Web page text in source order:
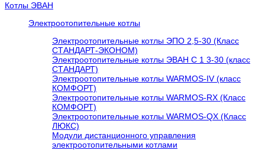
Котлы ЭВАН
Электроотопительные котлы
Электроотопительные котлы ЭПО 2,5-30 (Класс
СТАНДАРТ-ЭКОНОМ)
Электроотопительные котлы ЭВАН С 1 3-30 (класс
СТАНДАРТ)
Электроотопительные котлы WARMOS-IV (класс
КОМФОРТ)
Электроотопительные котлы WARMOS-RX (Класс
КОМФОРТ)
Электроотопительные котлы WARMOS-QX (Класс
ЛЮКС)
Модули дистанционного управления
электроотопительными котлами